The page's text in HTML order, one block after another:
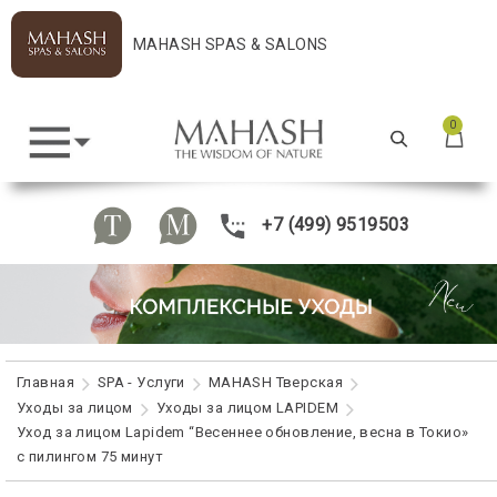
MAHASH SPAS & SALONS
0
+7 (499) 9519503
Главная SPA - Услуги
MAHASH Тверская
Уходы за лицом
Уходы за лицом LAPIDEM
Уход за лицом Lapidem “Весеннее обновление, весна в Токио»
с пилингом 75 минут